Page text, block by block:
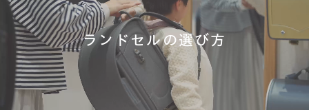
ランドセルの選び方